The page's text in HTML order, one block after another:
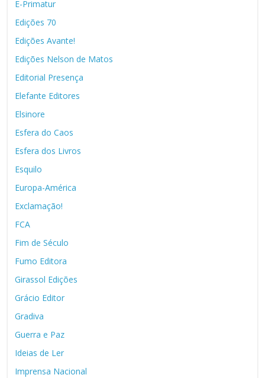
E-Primatur
Edições 70
Edições Avante!
Edições Nelson de Matos
Editorial Presença
Elefante Editores
Elsinore
Esfera do Caos
Esfera dos Livros
Esquilo
Europa-América
Exclamação!
FCA
Fim de Século
Fumo Editora
Girassol Edições
Grácio Editor
Gradiva
Guerra e Paz
Ideias de Ler
Imprensa Nacional